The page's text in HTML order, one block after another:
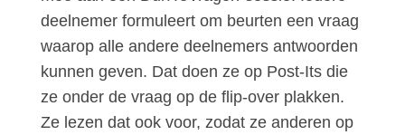
deelnemer formuleert om beurten een vraag
waarop alle andere deelnemers antwoorden
kunnen geven. Dat doen ze op Post-Its die
ze onder de vraag op de flip-over plakken.
Ze lezen dat ook voor, zodat ze anderen op